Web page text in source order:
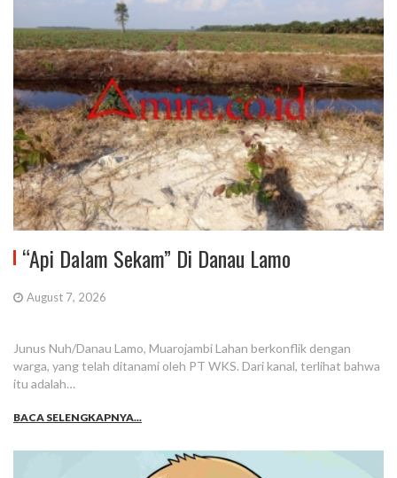
“Api Dalam Sekam” Di Danau Lamo
August 7, 2026
Junus Nuh/Danau Lamo, Muarojambi Lahan berkonflik dengan
warga, yang telah ditanami oleh PT WKS. Dari kanal, terlihat bahwa
itu adalah…
BACA SELENGKAPNYA...